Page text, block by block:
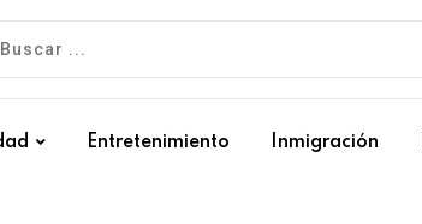
Entretenimiento Inmigración